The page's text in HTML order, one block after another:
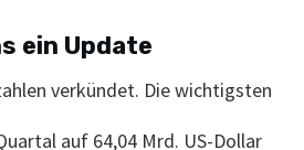
ein Update
verkündet. Die wichtigsten
auf 64,04 Mrd. US-Dollar